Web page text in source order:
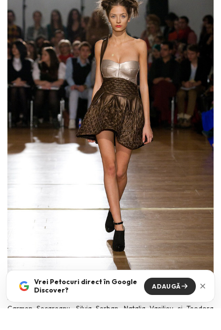
Printre designerii prezenti la AVANPREMIERE s-au numarat si
Carmen Secareanu, Silvia Serban, Natalia Vasiliev si Teodora
Vrei Petocuri direct în Google
Discover?
ADAUGĂ